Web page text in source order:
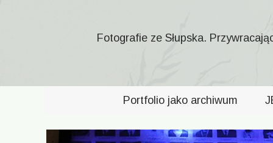
Fotografie ze Słupska.
Portfolio jako archiwum